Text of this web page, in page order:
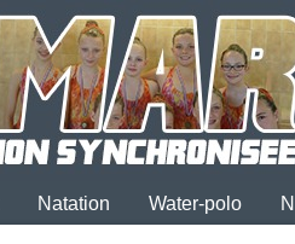
Natation Water-polo